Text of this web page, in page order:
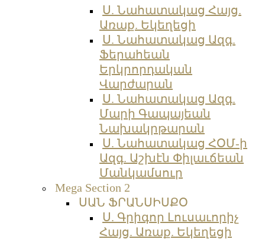
Ս. Նահատակաց Հայց.
Առաք. Եկեղեցի
Ս. Նահատակաց Ազգ.
Ֆերահեան
Երկրորդական
Վարժարան
Ս. Նահատակաց Ազգ.
Մարի Գապայեան
Նախակրթարան
Ս. Նահատակաց ՀՕՄ-ի
Ազգ. Աշխէն Փիլաւճեան
Մանկամսուր
Mega Section 2
ՍԱՆ ՖՐԱՆՍԻՍՔՕ
Ս. Գրիգոր Լուսաւորիչ
Հայց. Առաք. Եկեղեցի